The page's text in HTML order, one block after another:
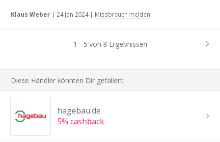
Klaus Weber | 24 Jan 2024 | Missbrauch melden
1 - 5 von 8 Ergebnissen
Diese Händler könnten Dir gefallen:
hagebau.de
5% cashback